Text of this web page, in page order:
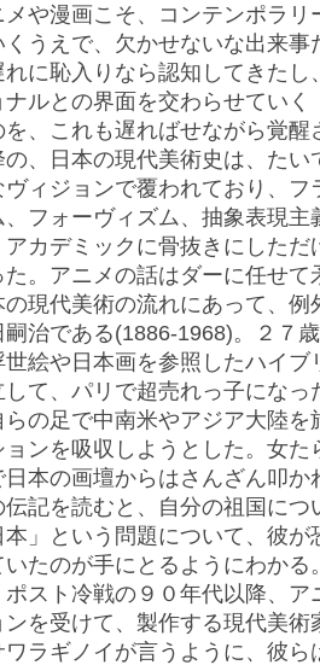
メや漫画こそ、コンテンポラリ
くうえで、欠かせないな出来事
れに恥入りなら認知してきたし
ナルとの界面を交わらせていく
を、これも遅ればせながら覚醒
の、日本の現代美術史は、たい
ヴィジョンで覆われており、フ
、フォーヴィズム、抽象表現
アカデミックに骨抜きにしただ
た。アニメの話はダーに任せ
の現代美術の流れにあって、例
嗣治である(1886-1968)。２７
世絵や日本画を参照したハイ
して、パリで超売れっ子にな
らの足で中南米やアジア大陸
ョンを吸収しようとした。女
日本の画壇からはさんざん叩か
伝記を読むと、自分の祖国につ
本」という問題について、彼が
いたのが手にとるようにわかる
ポスト冷戦の９０年代以降、
ンを受けて、製作する現代美
ワラギノイが言うように、彼ら